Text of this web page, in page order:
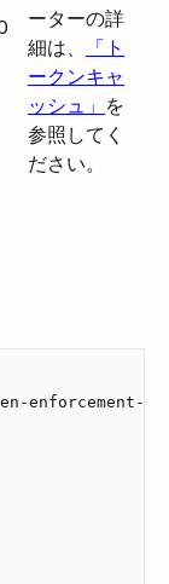
ーターの詳
細は、​
「ト
ークンキャ
ッシュ」 ​を
参照してく
ださい。
enforcement-